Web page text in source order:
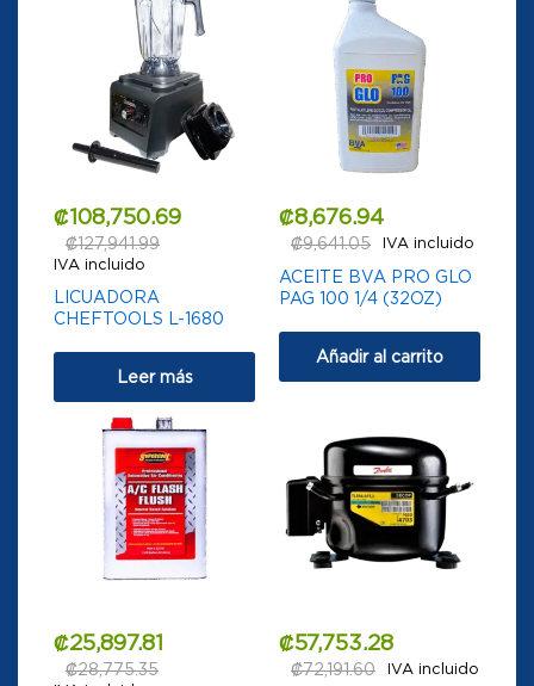
₡108,750.69
₡127,941.99
IVA incluido
LICUADORA
CHEFTOOLS L-1680
Leer más
₡8,676.94
₡9,641.05 IVA incluido
ACEITE BVA PRO GLO
PAG 100 1/4 (32OZ)
Añadir al carrito
₡25,897.81
₡28,775.35
₡57,753.28
₡72,191.60 IVA incluido